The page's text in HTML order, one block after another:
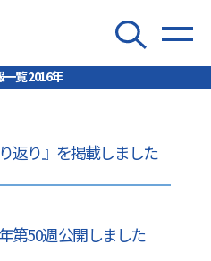
覧 2016年
返り』を掲載しました
第50週 公開しました